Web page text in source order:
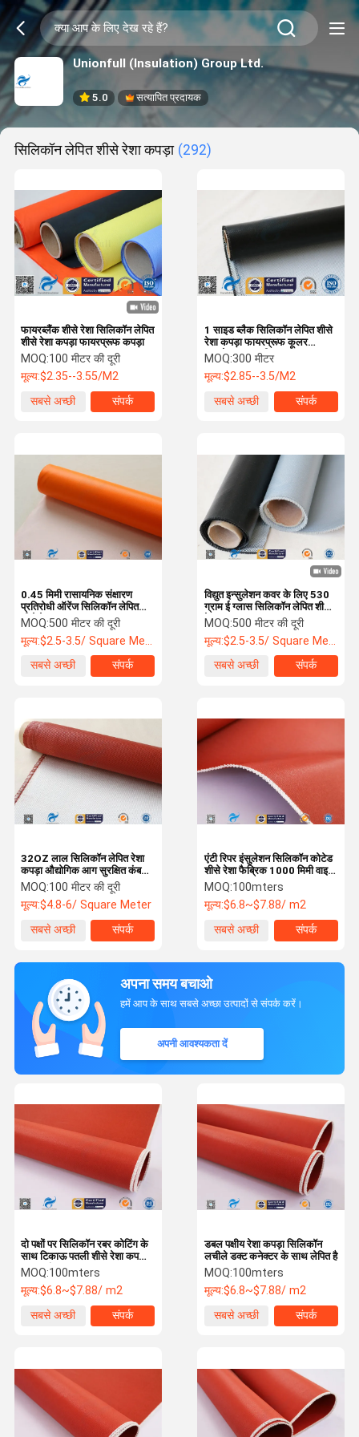
Unionfull (Insulation) Group Ltd.
5.0 सत्यापित प्रदायक
सिलिकॉन लेपित शीसे रेशा कपड़ा (292)
फायरब्लैंक शीसे रेशा सिलिकॉन लेपित
शीसे रेशा कपड़ा फायरप्रूफ कपड़ा
MOQ:100 मीटर की दूरी
मूल्य:$2.35--3.55/M2
सबसे अच्छी
संपर्क
1 साइड ब्लैक सिलिकॉन लेपित शीसे
रेशा कपड़ा फायरप्रूफ कूलर
इन्सुलेशन सामग्री
MOQ:300 मीटर
मूल्य:$2.85--3.5/M2
सबसे अच्छी
संपर्क
0.45 मिमी रासायनिक संक्षारण
प्रतिरोधी ऑरेंज सिलिकॉन लेपित
शीसे रेशा कपड़ा कपड़ा
MOQ:500 मीटर की दूरी
मूल्य:$2.5-3.5/ Square Meter
सबसे अच्छी
संपर्क
विद्युत इन्सुलेशन कवर के लिए 530
ग्राम ई ग्लास सिलिकॉन लेपित शीसे
रेशा कपड़ा
MOQ:500 मीटर की दूरी
मूल्य:$2.5-3.5/ Square Meter
सबसे अच्छी
संपर्क
32OZ लाल सिलिकॉन लेपित रेशा
कपड़ा औद्योगिक आग सुरक्षित कंबल
550 ℃
MOQ:100 मीटर की दूरी
मूल्य:$4.8-6/ Square Meter
सबसे अच्छी
संपर्क
एंटी रिपर इंसुलेशन सिलिकॉन कोटेड
शीसे रेशा फैब्रिक 1000 मिमी वाइड
80/80 ग्रा
MOQ:100mters
मूल्य:$6.8~$7.88/ m2
सबसे अच्छी
संपर्क
अपना समय बचाओ
हमें आप के साथ सबसे अच्छा उत्पादों से संपर्क करें।
अपनी आवश्यकता दें
डबल पक्षीय रेशा कपड़ा सिलिकॉन
लचीले डक्ट कनेक्टर के साथ लेपित है
MOQ:100mters
मूल्य:$6.8~$7.88/ m2
सबसे अच्छी
संपर्क
दो पक्षों पर सिलिकॉन रबर कोटिंग के
साथ टिकाऊ पतली शीसे रेशा कपड़ा
30 आउंस
MOQ:100mters
मूल्य:$6.8~$7.88/ m2
सबसे अच्छी
संपर्क